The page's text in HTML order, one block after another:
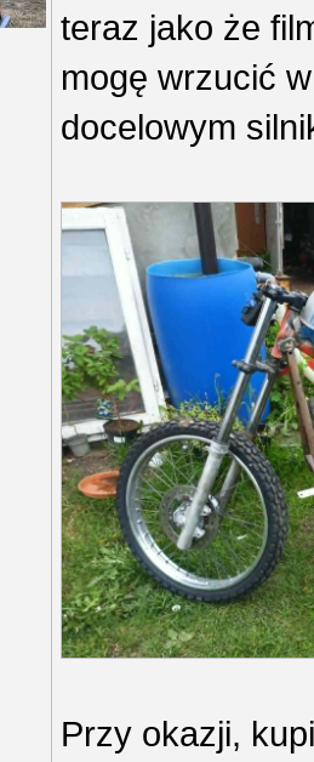
teraz jako że
mogę wrzucić
docelowym
Przy okazji,